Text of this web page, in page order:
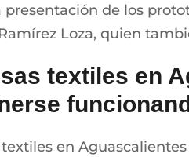
presentación de los
Loza, quien
textiles en
en